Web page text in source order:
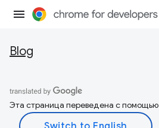
Blog
Эта страница переведена с помощью